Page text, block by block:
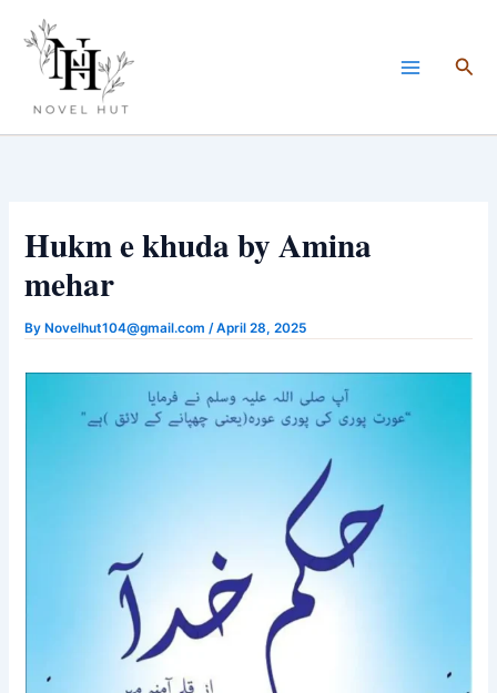
content
Hukm e khuda by Amina
mehar
By Novelhut104@gmail.com/April 28, 2025